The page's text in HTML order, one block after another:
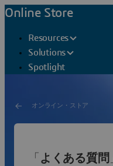
Online Store
Resources
Solutions
Spotlight
オンライン・ストア
「 よくある質問